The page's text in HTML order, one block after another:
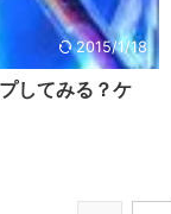
2015/1/18
してみる？ケ